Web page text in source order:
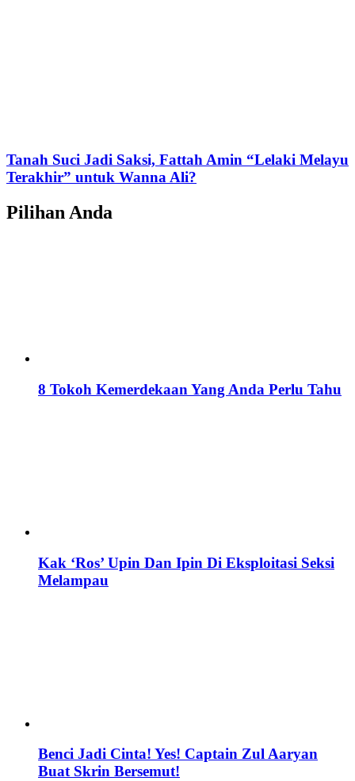
Tanah Suci Jadi Saksi, Fattah Amin “Lelaki Melayu
Terakhir” untuk Wanna Ali?
Pilihan Anda
8 Tokoh Kemerdekaan Yang Anda Perlu Tahu
Kak ‘Ros’ Upin Dan Ipin Di Eksploitasi Seksi
Melampau
Benci Jadi Cinta! Yes! Captain Zul Aaryan
Buat Skrin Bersemut!